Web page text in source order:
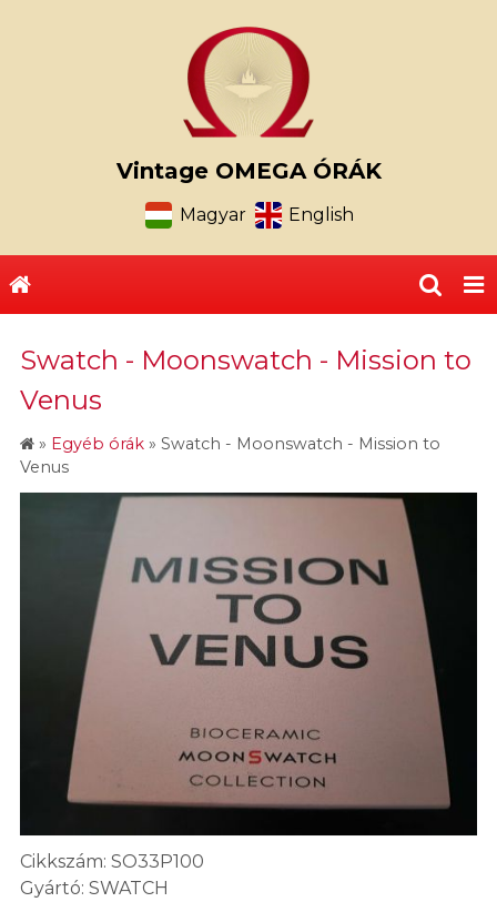
Vintage OMEGA ÓRÁK
Magyar English
Swatch - Moonswatch - Mission to
Venus
» Egyéb órák » Swatch - Moonswatch - Mission to
Venus
Cikkszám: SO33P100
Gyártó: SWATCH